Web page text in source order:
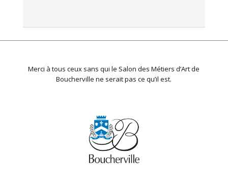
Merci à tous ceux sans qui le Salon des Métiers d’Art de
Boucherville ne serait pas ce qu’il est.